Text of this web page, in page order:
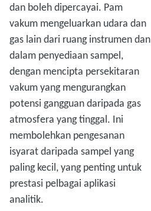
dan boleh dipercayai. Pam
vakum mengeluarkan udara dan
gas lain dari ruang instrumen dan
dalam penyediaan sampel,
dengan mencipta persekitaran
vakum yang mengurangkan
potensi gangguan daripada gas
atmosfera yang tinggal. Ini
membolehkan pengesanan
isyarat daripada sampel yang
paling kecil, yang penting untuk
prestasi pelbagai aplikasi
analitik.